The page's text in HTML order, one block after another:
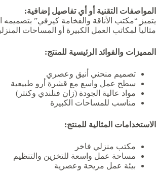
المواصفات التقنية أو أي تفاصيل إضافية:
يتميز “مكتب الأناقة والفخامة كيرفي”
مثالياً لمكاتب العمل الكبيرة أو المساحات
المميزات والفوائد الرئيسية للمنتج:
تصميم منحني أنيق وعصري
سطح عمل واسع مع قشرة أرو طبيعية
مواد عالية الجودة (زان فنلندي وكنتر)
مناسب للمساحات الكبيرة
الاستخدامات المثالية للمنتج:
مكتب منزلي فاخر
مساحة عمل واسعة للتخزين والتنظيم
بيئة عمل مريحة وعصرية